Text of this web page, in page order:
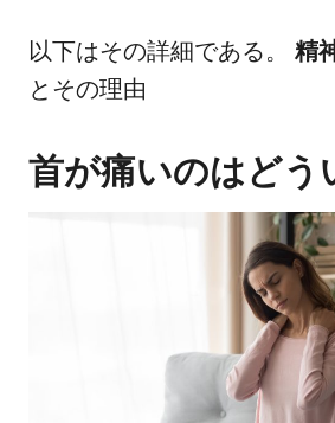
以下はその詳細である。 精
とその理由
首が痛いのはどう